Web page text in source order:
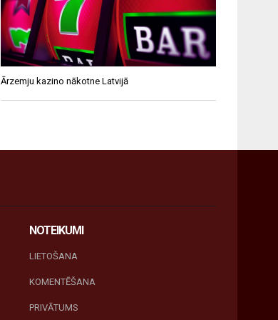
Ārzemju kazino nākotne Latvijā
NOTEIKUMI
LIETOŠANA
KOMENTĒŠANA
PRIVĀTUMS